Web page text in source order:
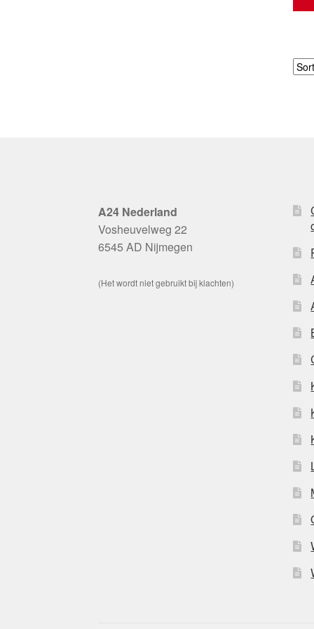
A24 Nederland
Vosheuvelweg 22
6545 AD Nijmegen
(Het wordt niet gebruikt bij klachten)